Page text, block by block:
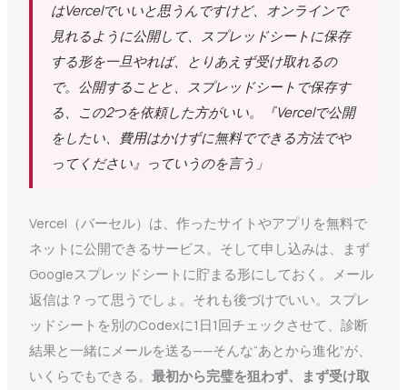
はVercelでいいと思うんですけど、オンラインで
見れるように公開して、スプレッドシートに保存
する形を一旦やれば、とりあえず受け取れるの
で。公開することと、スプレッドシートで保存す
る、この2つを依頼した方がいい。『Vercelで公開
をしたい、費用はかけずに無料でできる方法でや
ってください』っていうのを言う」
Vercel（バーセル）は、作ったサイトやアプリを無料で
ネットに公開できるサービス。そして申し込みは、まず
Googleスプレッドシートに貯まる形にしておく。メール
返信は？って思うでしょ。それも後づけでいい。スプレ
ッドシートを別のCodexに1日1回チェックさせて、診断
結果と一緒にメールを送る——そんな“あとから進化”が、
いくらでもできる。 最初から完璧を狙わず、まず受け取